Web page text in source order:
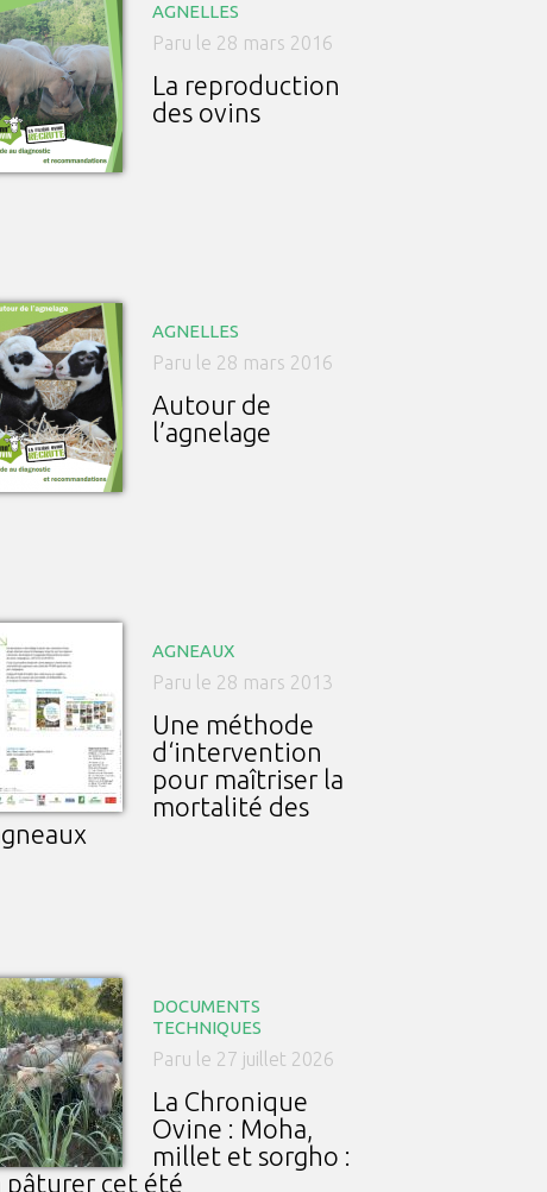
AGNELLES
Paru le 28 mars 2016
La reproduction
des ovins
AGNELLES
Paru le 28 mars 2016
Autour de
l’agnelage
AGNEAUX
Paru le 28 mars 2013
Une méthode
d‘intervention
pour maîtriser la
mortalité des
DOCUMENTS
TECHNIQUES
Paru le 27 juillet 2026
La Chronique
Ovine : Moha,
millet et sorgho :
pâturer cet été